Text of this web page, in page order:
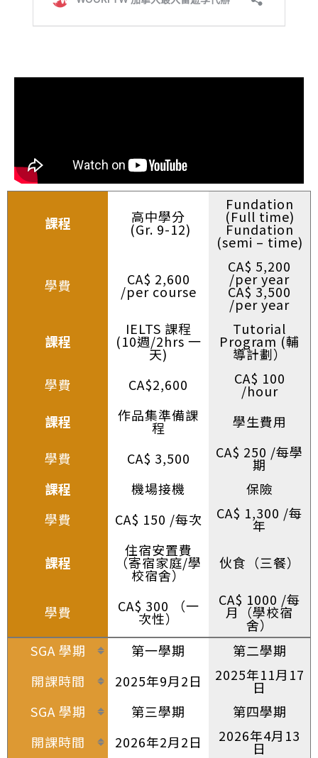
課程 高中學分
(Gr. 9-12)
Fundation
(Full time)
Fundation
(semi – time)
學費 CA$ 2,600
/per course
CA$ 5,200
/per year
CA$ 3,500
/per year
課程
IELTS 課程
(10週/2hrs 一
天)
Tutorial
Program (輔
導計劃）
學費
CA$2,600 CA$ 100
/hour
課程
作品集準備課
程
學生費用
學費
CA$ 3,500 CA$ 250 /每學
期
課程
機場接機
保險
學費
CA$ 150 /每次 CA$ 1,300 /每
年
課程
住宿安置費
（寄宿家庭/學
校宿舍）
伙食（三餐）
學費 CA$ 300 （一
次性）
CA$ 1000 /每
月（學校宿
舍）
SGA 學期
第一學期
第二學期
開課時間
2025年9月2日 2025年11月17
日
SGA 學期
第三學期
第四學期
開課時間
2026年2月2日 2026年4月13
日